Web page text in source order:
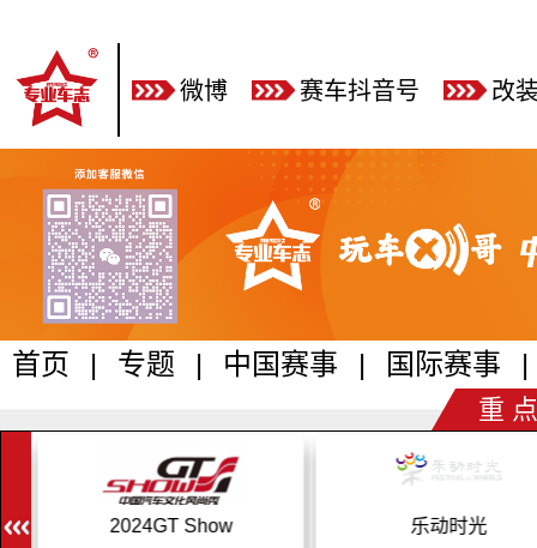
微博 赛车抖音号 改
首页 | 专题 | 中国赛事 | 国际赛事 |
重
2024GT Show
乐动时光